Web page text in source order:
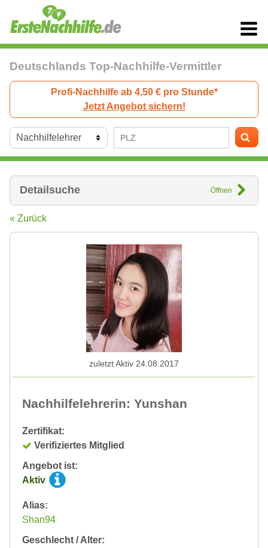
Deutschlands Top-Nachhilfe-Vermittler
Profi-Nachhilfe ab 4,50 € pro Stunde*
Jetzt Angebot sichern!
Detailsuche Öffnen
« Zurück
Nachhilfelehrerin: Yunshan
Zertifikat:
Verifiziertes Mitglied
Angebot ist:
Aktiv
Alias:
Shan94
Geschlecht / Alter:
zuletzt Aktiv 24.08.2017